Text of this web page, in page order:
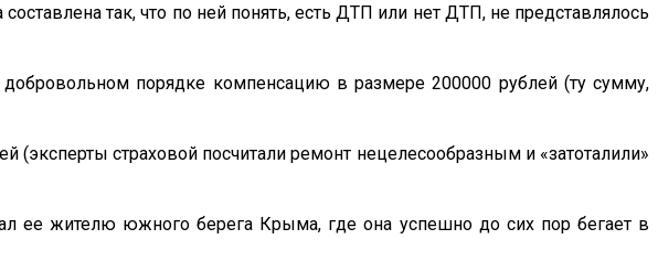
так, что по ней понять, есть ДТП или нет ДТП, не представлялось
порядке компенсацию в размере 200000 рублей (ту сумму,
страховой посчитали ремонт нецелесообразным и «затоталили»
ее жителю южного берега Крыма, где она успешно до сих пор бегает в